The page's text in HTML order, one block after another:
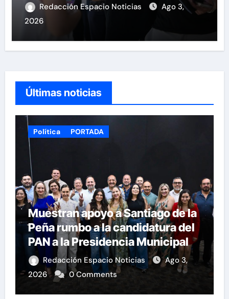
Redacción Espacio Noticias
Ago 3,
2026
Últimas noticias
Política PORTADA
Muestran apoyo a Santiago de la
Peña rumbo a la candidatura del
PAN a la Presidencia Municipal
Redacción Espacio Noticias
Ago 3,
2026
0 Comments